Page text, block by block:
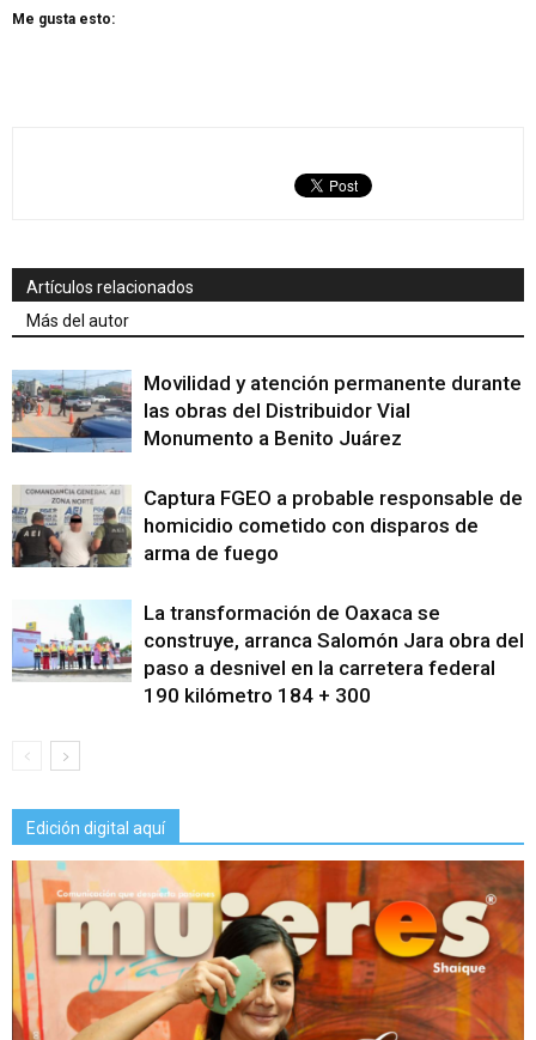
Me gusta esto:
Artículos relacionados
Más del autor
Movilidad y atención permanente durante
las obras del Distribuidor Vial
Monumento a Benito Juárez
Captura FGEO a probable responsable de
homicidio cometido con disparos de
arma de fuego
La transformación de Oaxaca se
construye, arranca Salomón Jara obra del
paso a desnivel en la carretera federal
190 kilómetro 184 + 300
Edición digital aquí